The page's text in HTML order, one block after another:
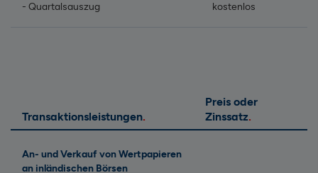
- Quartalsauszug kostenlos
Transaktionsleistungen
Preis oder
Zinssatz
An- und Verkauf von Wertpapieren
an inländischen Börsen